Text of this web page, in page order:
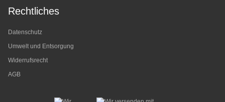
Rechtliches
Datenschutz
Umwelt und Entsorgung
Widerrufsrecht
AGB